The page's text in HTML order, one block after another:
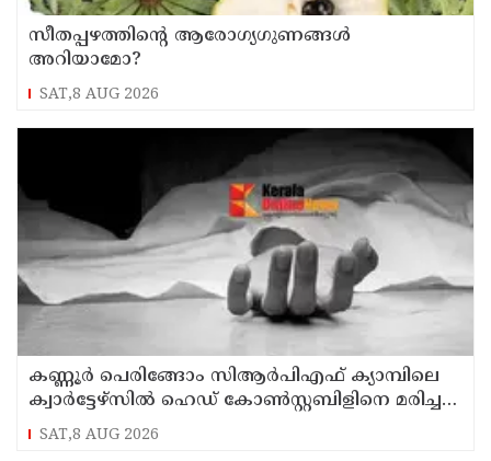
സീതപ്പഴത്തിന്റെ ആരോഗ്യഗുണങ്ങൾ
അറിയാമോ?
SAT,8 AUG 2026
കണ്ണൂര്‍ പെരിങ്ങോം സിആര്‍പിഎഫ് ക്യാമ്പിലെ
ക്വാര്‍ട്ടേഴ്സില്‍ ഹെഡ് കോണ്‍സ്റ്റബിളിനെ മരിച്ച
നിലയില്‍ കണ്ടെത്തി
SAT,8 AUG 2026